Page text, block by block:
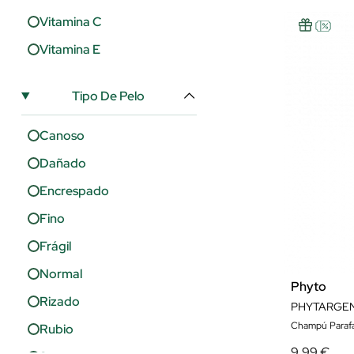
Vitamina C
Vitamina E
Tipo De Pelo
Canoso
Dañado
Encrespado
Fino
Frágil
Normal
Rizado
Rubio
Phyto
Champú